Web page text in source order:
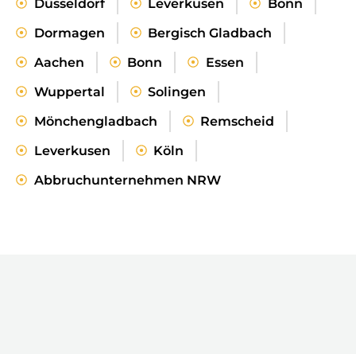
Düsseldorf Leverkusen
Bonn
Dormagen
Bergisch Gladbach
Aachen
Bonn
Essen
Wuppertal
Solingen
Mönchengladbach
Remscheid
Leverkusen
Köln
Abbruchunternehmen NRW